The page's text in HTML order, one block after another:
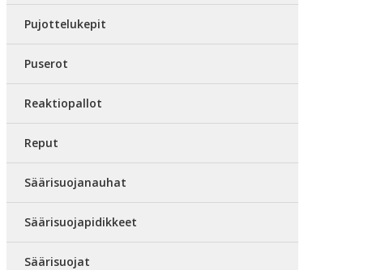
Pujottelukepit
Puserot
Reaktiopallot
Reput
Säärisuojanauhat
Säärisuojapidikkeet
Säärisuojat